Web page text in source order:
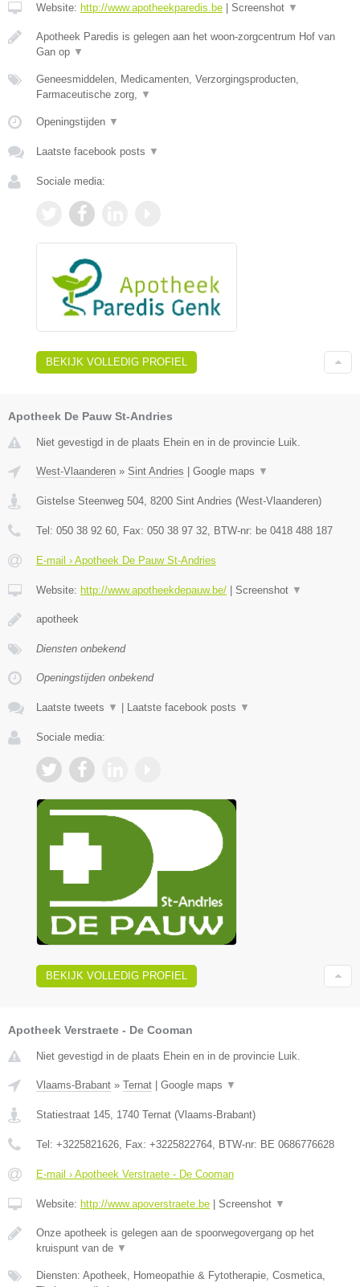
Website: http://www.apotheekparedis.be | Screenshot ▼
Apotheek Paredis is gelegen aan het woon-zorgcentrum Hof van
Gan op ▼
Geneesmiddelen, Medicamenten, Verzorgingsproducten,
Farmaceutische zorg,
▼
Openingstijden ▼
Laatste facebook posts ▼
Sociale media:
BEKIJK VOLLEDIG PROFIEL
Apotheek De Pauw St-Andries
Niet gevestigd in de plaats Ehein en in de provincie Luik.
West-Vlaanderen » Sint Andries | Google maps ▼
Gistelse Steenweg 504 8200 Sint Andries (West-Vlaanderen)
Tel: 050 38 92 60 , Fax: 050 38 97 32 , BTW-nr: be 0418 488 187
E-mail › Apotheek De Pauw St-Andries
Website: http://www.apotheekdepauw.be/ | Screenshot ▼
apotheek
Diensten onbekend
Openingstijden onbekend
Laatste tweets ▼ | Laatste facebook posts ▼
Sociale media:
BEKIJK VOLLEDIG PROFIEL
Apotheek Verstraete - De Cooman
Niet gevestigd in de plaats Ehein en in de provincie Luik.
Vlaams-Brabant » Ternat Google maps ▼
Statiestraat 145, 1740 Ternat (Vlaams-Brabant)
Tel: +3225821626, Fax: +3225822764, BTW-nr: BE 0686776628
E-mail › Apotheek Verstraete - De Cooman
Website: http://www.apoverstraete.be Screenshot ▼
Onze apotheek is gelegen aan de spoorwegovergang op het
kruispunt van de ▼
Diensten: Apotheek, Homeopathie & Fytotherapie, Cosmetica,